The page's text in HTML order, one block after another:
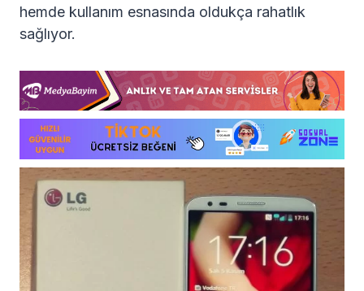
hemde kullanım esnasında oldukça rahatlık
sağlıyor.